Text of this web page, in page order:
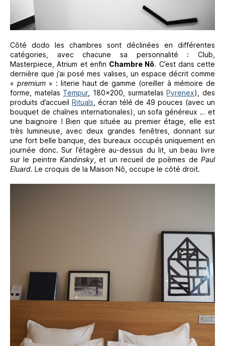
Côté dodo les chambres sont déclinées en différentes
catégories, avec chacune sa personnalité : Club,
Masterpiece, Atrium et enfin Chambre Nô. C’est dans cette
dernière que j’ai posé mes valises, un espace décrit comme
« premium» : literie haut de gamme (oreiller à mémoire de
forme, matelas Tempur, 180×200, surmatelasPyrenex), des
produits d’accueil Rituals , écran télé de 49 pouces (avec un
bouquet de chaînes internationales), un sofa généreux … et
une baignoire ! Bien que située au premier étage, elle est
très lumineuse, avec deux grandes fenêtres, donnant sur
une fort belle banque, des bureaux occupés uniquement en
journée donc. Sur l’étagère au-dessus du lit, un beau livre
sur le peintre Kandinsky, et un recueil de poèmes dePaul
Eluard. Le croquis de la Maison Nô, occupe le côté droit.